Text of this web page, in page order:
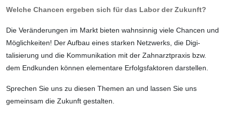
Welche Chancen ergeben sich für das Labor der Zukunft?
Die Veränderungen im Markt bieten wahnsinnig viele Chancen und
Möglichkeiten! Der Aufbau eines starken Netzwerks, die Digi­
talisierung und die Kommunikation mit der Zahnarztpraxis bzw.
dem Endkun­den können elementare Erfolgsfak­toren darstellen.
Sprechen Sie uns zu diesen Themen an und lassen Sie uns
gemeinsam die Zukunft gestalten